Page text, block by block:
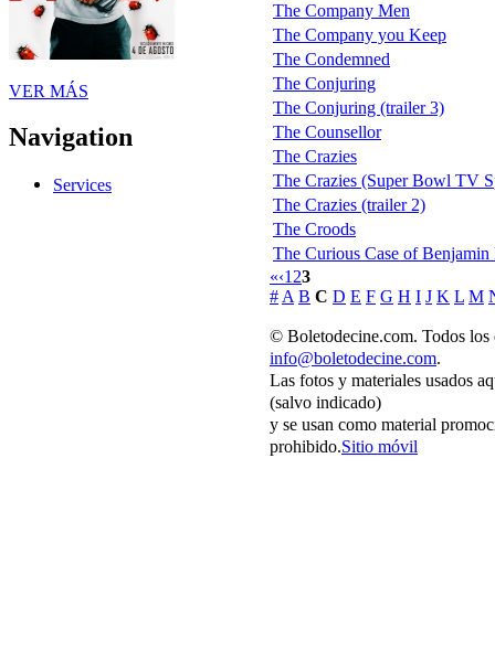
VER MÁS
Navigation
Services
The Company Men
The Company you Keep
The Condemned
The Conjuring
The Conjuring (trailer 3)
The Counsellor
The Crazies
The Crazies (Super Bowl TV
The Crazies (trailer 2)
The Croods
The Curious Case of Benjamin
«‹1 23
# A B C D E F G H I J K L M
© Boletodecine.com. Todos los
info@boletodecine.com.
Las fotos y materiales usados
(salvo indicado)
y se usan como material
prohibido.Sitio móvil